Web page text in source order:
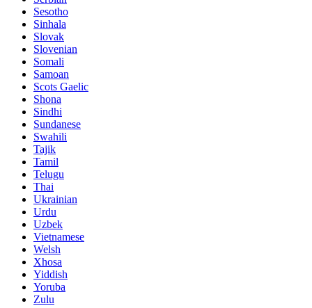
Sesotho
Sinhala
Slovak
Slovenian
Somali
Samoan
Scots Gaelic
Shona
Sindhi
Sundanese
Swahili
Tajik
Tamil
Telugu
Thai
Ukrainian
Urdu
Uzbek
Vietnamese
Welsh
Xhosa
Yiddish
Yoruba
Zulu